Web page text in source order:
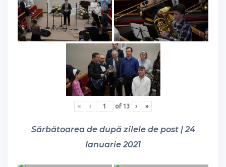
« ‹ of 13 › »
Sărbătoarea de după zilele de post | 24
Ianuarie 2021